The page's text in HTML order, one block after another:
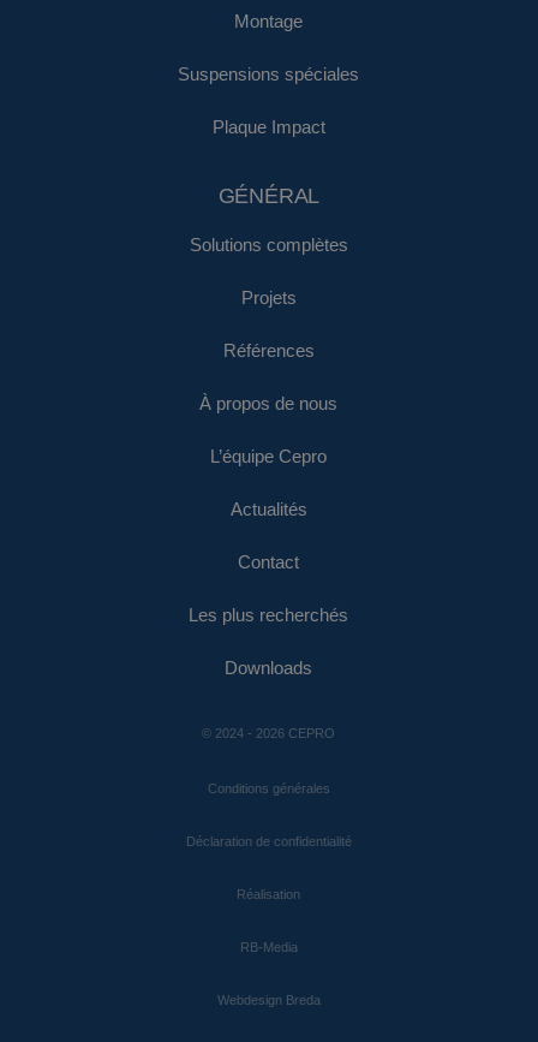
Montage
Suspensions spéciales
Plaque Impact
GÉNÉRAL
Solutions complètes
Projets
Références
À propos de nous
L’équipe Cepro
Actualités
Contact
Les plus recherchés
Downloads
© 2024 - 2026 CEPRO
Conditions générales
Déclaration de confidentialité
Réalisation
RB-Media
Webdesign Breda